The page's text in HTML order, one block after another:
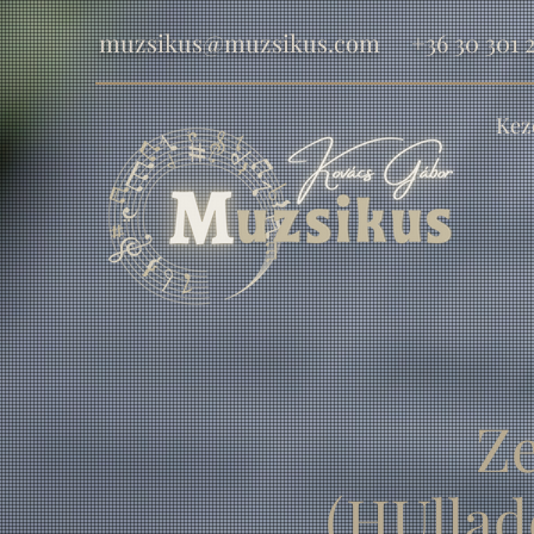
muzsikus@muzsikus.com +36 30 301